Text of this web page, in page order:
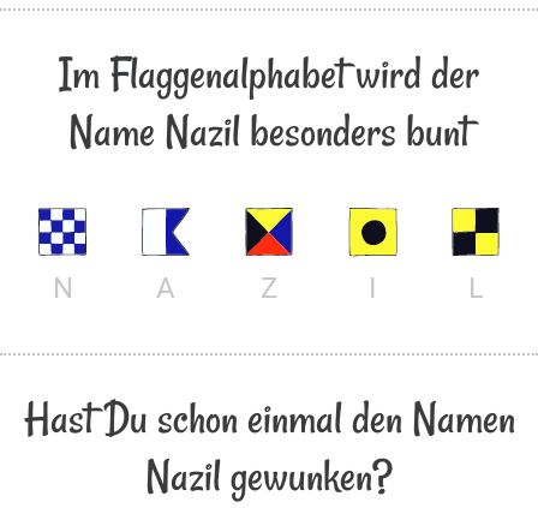
Im Flaggenalphabet wird der
Name Nazil besonders bunt
N A Z I L
Hast Du schon einmal den Namen
Nazil gewunken?